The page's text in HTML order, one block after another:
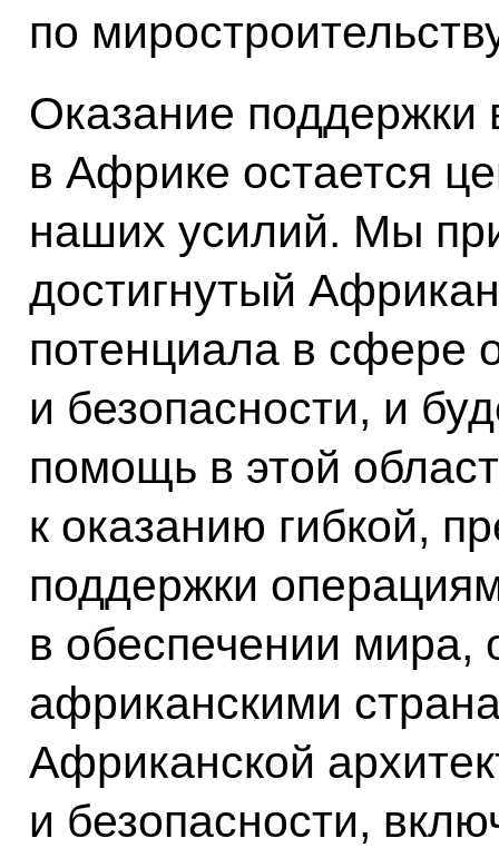
по
Оказание поддержки
в Африке остается
наших усилий. Мы
достигнутый
потенциала в сфере
и безопасности, и
помощь в этой
к оказанию гибкой,
поддержки
в обеспечении
африканскими
Африканской
и безопасности,